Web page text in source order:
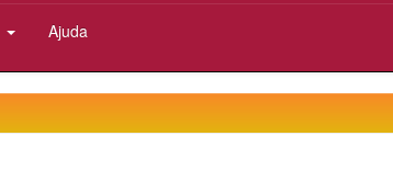
Ajuda